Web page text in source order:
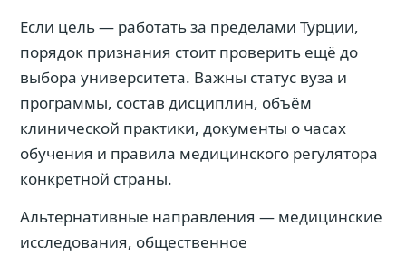
Если цель — работать за пределами Турции,
порядок признания стоит проверить ещё до
выбора университета. Важны статус вуза и
программы, состав дисциплин, объём
клинической практики, документы о часах
обучения и правила медицинского регулятора
конкретной страны.
Альтернативные направления — медицинские
исследования, общественное